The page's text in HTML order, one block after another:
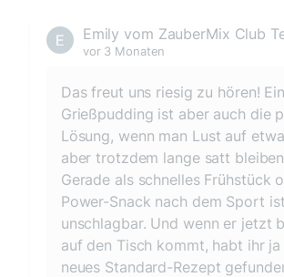
Emily vom ZauberMix Club
vor 3 Monaten
Das freut uns riesig zu hören!
Grießpudding ist aber auch die
Lösung, wenn man Lust auf
aber trotzdem lange satt
Gerade als schnelles Frühstück
Power-Snack nach dem Sport
unschlagbar. Und wenn er jetzt
auf den Tisch kommt, habt ihr
neues Standard-Rezept